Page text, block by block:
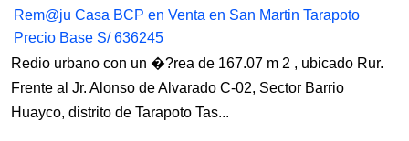
Rem@ju Casa BCP en Venta en San Martin Tarapoto
Precio Base S/ 636245
Redio urbano con un �?rea de 167.07 m 2 , ubicado Rur.
Frente al Jr. Alonso de Alvarado C-02, Sector Barrio
Huayco, distrito de Tarapoto Tas...